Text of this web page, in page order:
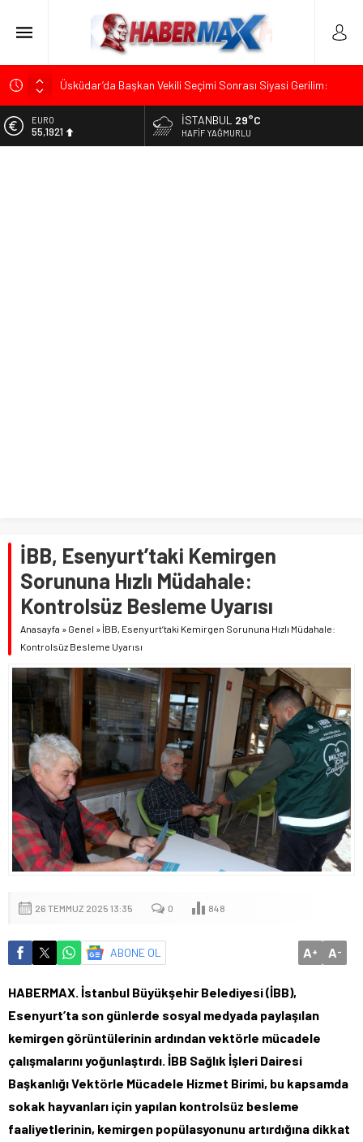
Üsküdar’da Başkan Vekili Seçimi Sonrası Siyasi Gerilim:
Muharrem İnce’den Mehmet Şimşek’e Sert Tepki: “Düşün Bu
ALTIN
6.659,09
İSTANBUL 29°C
HAFIF YAĞMURLU
İBB, Esenyurt’taki Kemirgen
Sorununa Hızlı Müdahale:
Kontrolsüz Besleme Uyarısı
Anasayfa » Genel » İBB, Esenyurt’taki Kemirgen Sorununa Hızlı Müdahale:
Kontrolsüz Besleme Uyarısı
26 TEMMUZ 2025 13:35 0 848
ABONE OL A+ A-
HABERMAX. İstanbul Büyükşehir Belediyesi (İBB),
Esenyurt’ta son günlerde sosyal medyada paylaşılan
kemirgen görüntülerinin ardından vektörle mücadele
çalışmalarını yoğunlaştırdı. İBB Sağlık İşleri Dairesi
Başkanlığı Vektörle Mücadele Hizmet Birimi, bu kapsamda
sokak hayvanları için yapılan kontrolsüz besleme
faaliyetlerinin, kemirgen popülasyonunu artırdığına dikkat